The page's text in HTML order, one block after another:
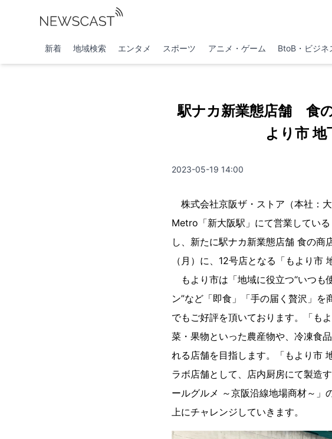
新着 地域検索 エンタメ スポーツ アニメ・ゲーム BtoB・ビジネ
駅ナカ新業態店舗 食
より市
2023-05-19 14:00
株式会社京阪ザ・ストア（本社：
Metro「新大阪駅」にて営業してい
し、新たに駅ナカ新業態店舗 食の
（月）に、12号店となる「もより市
もより市は「地域に役立つ“いつも
ン”など「即食」「手の届く贅沢」
でもご好評を頂いております。「も
菜・果物といった農産物や、冷凍食
れる店舗を目指します。「もより市
ラボ店舗として、店内厨房にて製造
ールグルメ ～京阪沿線地場商材～」
上にチャレンジしていきます。